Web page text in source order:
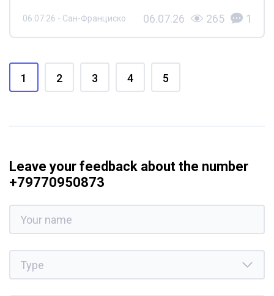
06.07.26 - Сан-Франциско 06.07.26 265 1
1 2 3 4 5
Leave your feedback about the number
+79770950873